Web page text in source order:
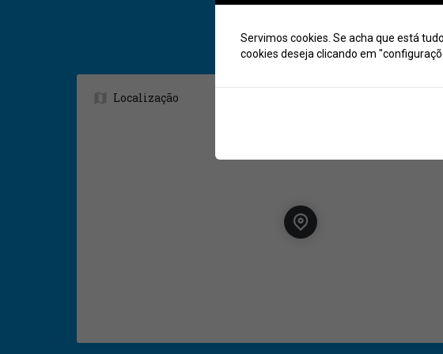
Localização
Servimos cookies. Se acha que está
cookies deseja clicando em